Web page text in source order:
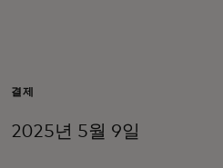
결제
2025년 5월 9일